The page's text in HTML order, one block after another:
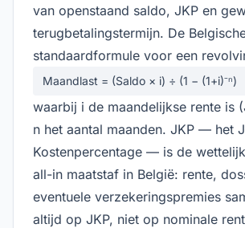
van openstaand saldo, JKP en
terugbetalingstermijn. De
standaardformule voor een
Maandlast = (Saldo × i) ÷ (1 − (1+i)⁻ⁿ)
waarbij i de maandelijkse rente is
n het aantal maanden. JKP — het
Kostenpercentage — is de
all-in maatstaf in België: rente,
eventuele verzekeringspremies
altijd op JKP, niet op nominale